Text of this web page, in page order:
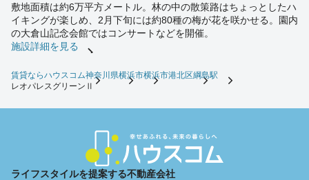
敷地面積は約6万平方メートル。林の中の散策路はちょっとしたハ
イキングが楽しめ、2月下旬には約80種の梅が花を咲かせる。園内
の大倉山記念会館ではコンサートなどを開催。
施設詳細を見る
賃貸ならハウスコム神奈川県横浜市横浜市港北区綱島駅
レオパレスグリーンⅡ
ライフスタイルを提案する不動産会社